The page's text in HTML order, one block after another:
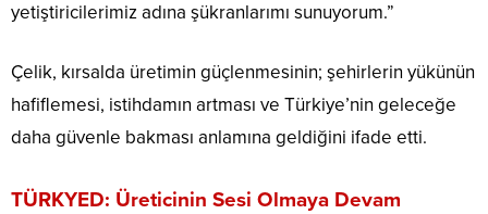
yetiştiricilerimiz adına şükranlarımı sunuyorum.”
Çelik, kırsalda üretimin güçlenmesinin; şehirlerin yükünün
hafiflemesi, istihdamın artması ve Türkiye’nin geleceğe
daha güvenle bakması anlamına geldiğini ifade etti.
TÜRKYED: Üreticinin Sesi Olmaya Devam